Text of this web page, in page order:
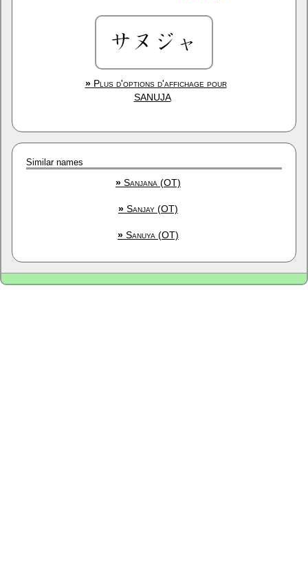
»Plus d'options d'affichage pour
SANUJA
Similar names
»Sanjana (OT)
»Sanjay (OT)
»Sanuya (OT)